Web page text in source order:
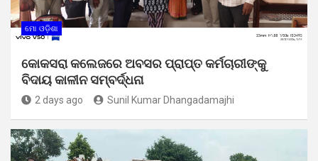
ମୋ ଓଡ଼ିଶା
କୋକସରା କଲେଜରେ ଅବସର ପ୍ରାପ୍ତ କର୍ମଚାରୀଙ୍କୁ
ବିଦାୟ କାଳୀନ ସମ୍ବର୍ଦ୍ଧନା
2 days ago Sunil Kumar Dhangadamajhi